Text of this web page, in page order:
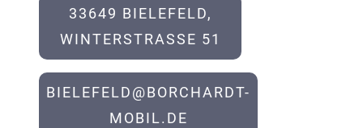
33649 BIELEFELD,
WINTERSTRASSE 51
BIELEFELD@BORCHARDT-
MOBIL.DE